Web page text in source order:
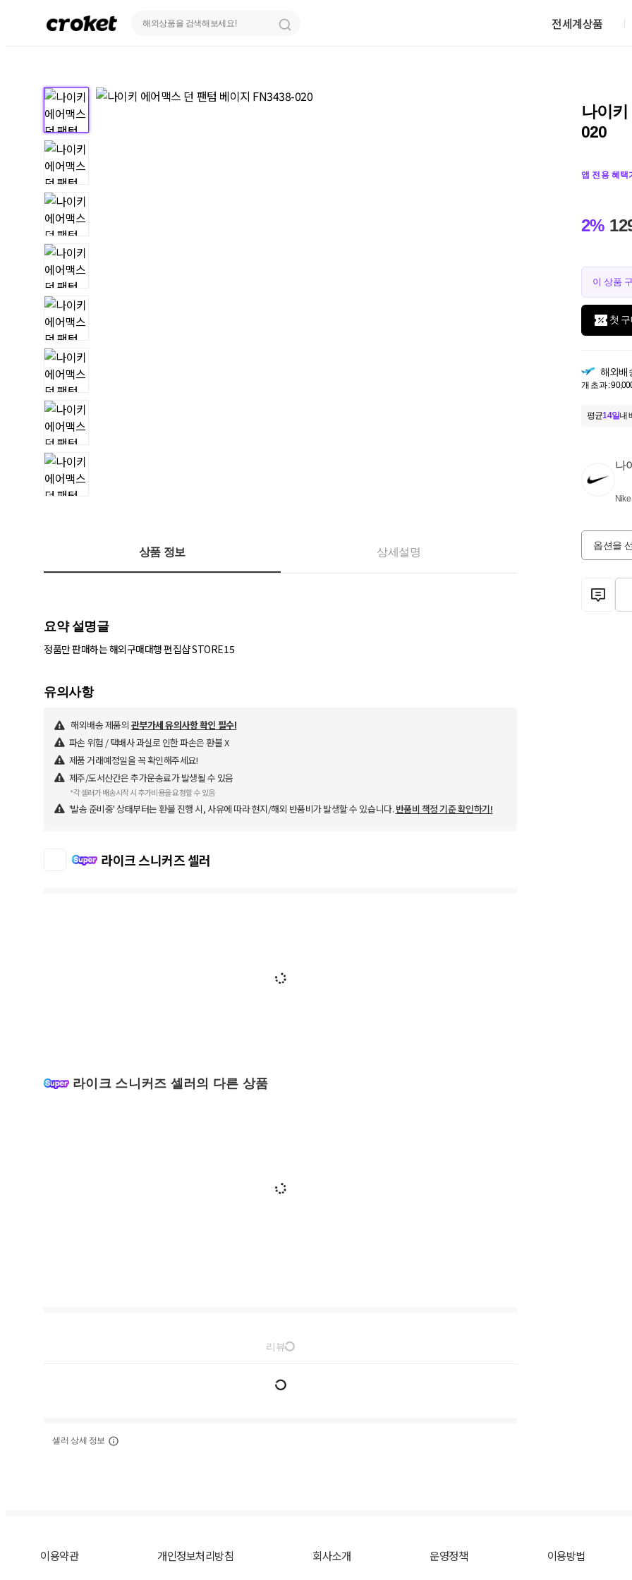
전세계상품
나이
020
앱 전용 혜택
2%
이 상품
첫
해외배
개 초과 :
평균14일내
나
Nike
옵션을
상품 정보 상세설명
요약 설명글
정품만 판매하는 해외구매대행 편집샵 STORE15
유의사항
해외배송 제품의 관부가세 유의사항 확인 필수!
파손 위험 / 택배사 과실로 인한 파손은 환불 X
제품 거래예정일을 꼭 확인해주세요!
제주/도서산간은 추가운송료가 발생될 수 있음
*각 셀러가 배송시작 시 추가비용을 요청할 수 있음
'발송 준비중' 상태부터는 환불 진행 시, 사유에 따라 현지/해외 반품비가 발생할 수 있습니다. 반품비 책정 기준 확인하기!
라이크 스니커즈 셀러
라이크 스니커즈 셀러의 다른 상품
리뷰
셀러 상세 정보
이용약관 개인정보처리방침 회사소개 운영정책 이용방법